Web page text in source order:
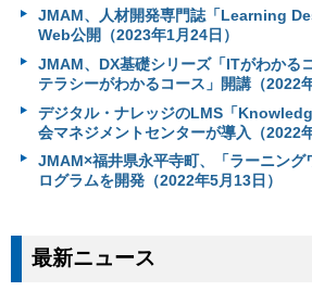
JMAM、人材開発専門誌「Learning
Web公開（2023年1月24日）
JMAM、DX基礎シリーズ「ITがわかる
テラシーがわかるコース」開講（2022
デジタル・ナレッジのLMS「
会マネジメントセンターが導入（2022
JMAM×福井県永平寺町、「ラーニング
ログラムを開発（2022年5月13日）
最新ニュース